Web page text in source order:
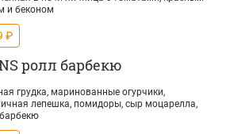
и беконом
₽
ролл барбекю
грудка, маринованные огурчики,
лепешка, помидоры, сыр моцарелла,